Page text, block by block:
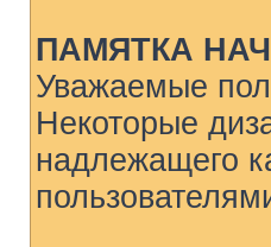
ПАМЯТКА
Уважаемые
Некоторые
надлежащего